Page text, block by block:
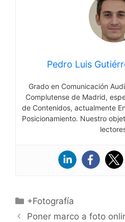
Pedro Luis
Grado en Comunicación
Complutense de Madrid,
de Contenidos, actualmente
Posicionamiento. Nuestro
Categorías
+Fotografía
Poner marco a foto